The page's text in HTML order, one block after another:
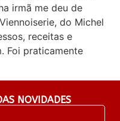
irmã me deu de
do Michel
receitas e
Foi praticamente
NOVIDADES